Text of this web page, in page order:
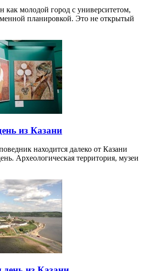
как молодой город с университетом,
планировкой. Это не открытый
из Казани
находится далеко от Казани
Археологическая территория, музеи